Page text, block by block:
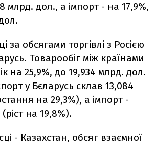
млрд. дол., а імпорт - на 17,9%,
за обсягами торгівлі з Росією
Товарообіг між країнами
на 25,9%, до 19,934 млрд. дол.
у Бєларусь склав 13,084
на 29,3%), а імпорт -
на 19,8%).
- Казахстан, обсяг взаємної